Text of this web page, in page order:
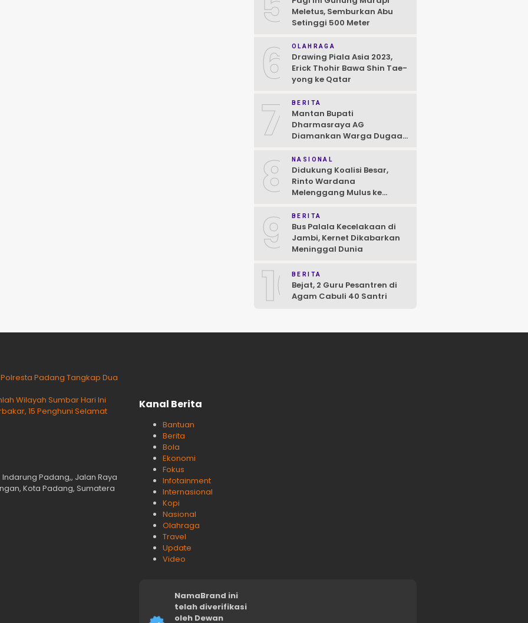
Meletus, Semburkan Abu
Setinggi 500 Meter
6 OLAHRAGA
Drawing Piala Asia 2023,
Erick Thohir Bawa Shin Tae-
yong ke Qatar
7 BERITA
Mantan Bupati
Dharmasraya AG
Diamankan Warga Dugaan
8 NASIONAL
Didukung Koalisi Besar,
Rinto Wardana
Melenggang Mulus ke
Mentawai
9 BERITA
Bus Palala Kecelakaan di
Jambi, Kernet Dikabarkan
Meninggal Dunia
10BERITA
Bejat, 2 Guru Pesantren di
Agam Cabuli 40 Santri
Padang Tangkap Dua
Wilayah Sumbar Hari Ini
15 Penghuni Selamat
Indarung Padang,, Jalan Raya
Kota Padang, Sumatera
Kanal Berita
Bantuan
Berita
Bola
Ekonomi
Fokus
Infotainment
Internasional
Kopi
Nasional
Olahraga
Travel
Update
Video
NamaBrand ini
telah diverifikasi
oleh Dewan